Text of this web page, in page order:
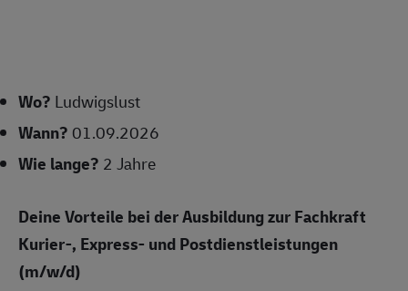
Wo? Ludwigslust
Wann? 01.09.2026
Wie lange? 2 Jahre
Deine Vorteile bei der Ausbildung zur Fachkraft
Kurier-, Express- und Postdienstleistungen
(m/w/d)